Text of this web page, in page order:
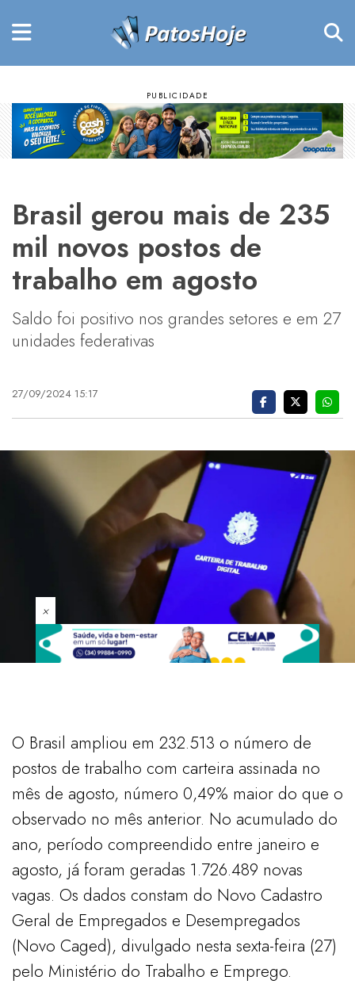
Brasil gerou mais de 235
mil novos postos de
trabalho em agosto
Saldo foi positivo nos grandes setores e em 27
unidades federativas
27/09/2024 15:17
×
O Brasil ampliou em 232.513 o número de
postos de trabalho com carteira assinada no
mês de agosto, número 0,49% maior do que o
observado no mês anterior. No acumulado do
ano, período compreendido entre janeiro e
agosto, já foram geradas 1.726.489 novas
vagas. Os dados constam do Novo Cadastro
Geral de Empregados e Desempregados
(Novo Caged), divulgado nesta sexta-feira (27)
pelo Ministério do Trabalho e Emprego.